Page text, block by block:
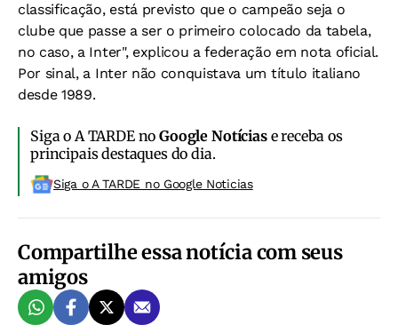
classificação, está previsto que o campeão seja o
clube que passe a ser o primeiro colocado da tabela,
no caso, a Inter", explicou a federação em nota oficial.
Por sinal, a Inter não conquistava um título italiano
desde 1989.
Siga o A TARDE noGoogle Notíciase receba os
principais destaques do dia.
Siga o A TARDE no Google Noticias
Compartilhe essa notícia com seus
amigos